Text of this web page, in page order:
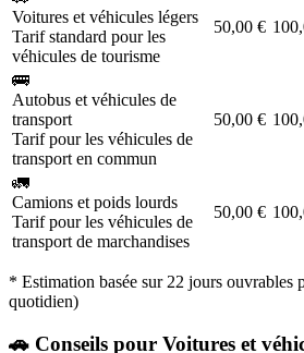
Voitures et véhicules légers
Tarif standard pour les
véhicules de tourisme
50,00 €
🚌
Autobus et véhicules de
transport
Tarif pour les véhicules de
transport en commun
50,00 €
🚛
Camions et poids lourds
Tarif pour les véhicules de
transport de marchandises
50,00 €
* Estimation basée sur 22 jours ouvrables
quotidien)
🚗 Conseils pour Voitures et